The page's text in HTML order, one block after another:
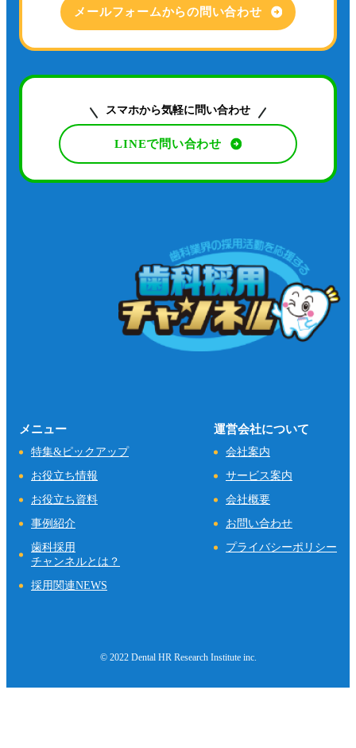
メールフォームからの問い合わせ
スマホから気軽に問い合わせ
LINEで問い合わせ
メニュー
特集&ピックアップ
お役立ち情報
お役立ち資料
事例紹介
歯科採用
チャンネルとは？
採用関連NEWS
運営会社について
会社案内
サービス案内
会社概要
お問い合わせ
プライバシーポリシー
© 2022 Dental HR Research Institute inc.